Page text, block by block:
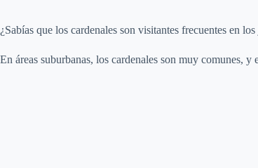
¿Sabías que los cardenales son visitantes frecuentes en
En áreas suburbanas, los cardenales son muy comunes,